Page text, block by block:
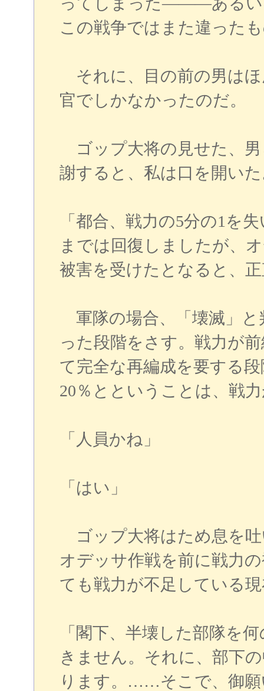
この戦争ではまた違った
それに、目の前の男は
官でしかなかったのだ。
ゴップ大将の見せた、男
謝すると、私は口を開い
「都合、戦力の5分の1を
までは回復しましたが、
被害を受けたとなると、
軍隊の場合、「壊滅」と
った段階をさす。戦力が
て完全な再編成を要する
20％とということは、戦
「人員かね」
「はい」
ゴップ大将はため息を
オデッサ作戦を前に戦力
ても戦力が不足している
「閣下、半壊した部隊を
きません。それに、部下
ります。……そこで、御願